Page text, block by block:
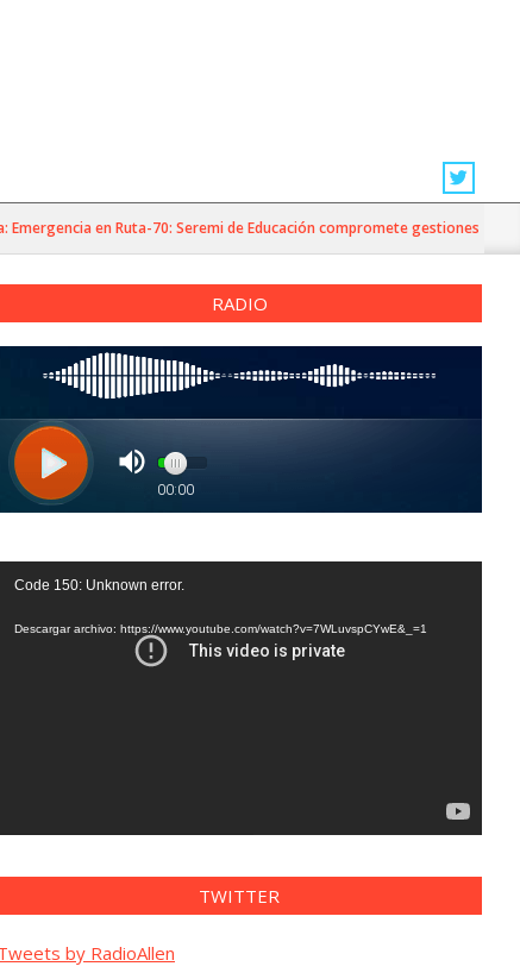
en Ruta-70: Seremi de Educación compromete gestiones para
RADIO
Reproductor
vídeo
Code 150: Unknown error.
Descargar archivo: https://www.youtube.com/watch?v=7WLuvspCYwE&_=1
TWITTER
by RadioAllen